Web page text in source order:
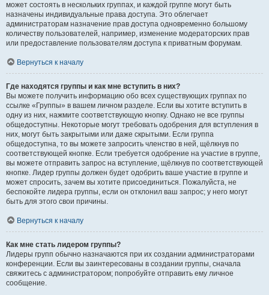
может состоять в нескольких группах, и каждой группе могут быть
назначены индивидуальные права доступа. Это облегчает
администраторам назначение прав доступа одновременно большому
количеству пользователей, например, изменение модераторских прав
или предоставление пользователям доступа к приватным форумам.
Вернуться к началу
Где находятся группы и как мне вступить в них?
Вы можете получить информацию обо всех существующих группах по
ссылке «Группы» в вашем личном разделе. Если вы хотите вступить в
одну из них, нажмите соответствующую кнопку. Однако не все группы
общедоступны. Некоторые могут требовать одобрения для вступления в
них, могут быть закрытыми или даже скрытыми. Если группа
общедоступна, то вы можете запросить членство в ней, щёлкнув по
соответствующей кнопке. Если требуется одобрение на участие в группе,
вы можете отправить запрос на вступление, щёлкнув по соответствующей
кнопке. Лидер группы должен будет одобрить ваше участие в группе и
может спросить, зачем вы хотите присоединиться. Пожалуйста, не
беспокойте лидера группы, если он отклонил ваш запрос; у него могут
быть для этого свои причины.
Вернуться к началу
Как мне стать лидером группы?
Лидеры групп обычно назначаются при их создании администраторами
конференции. Если вы заинтересованы в создании группы, сначала
свяжитесь с администратором; попробуйте отправить ему личное
сообщение.